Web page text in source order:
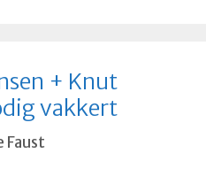
+ Knut
vakkert
Faust